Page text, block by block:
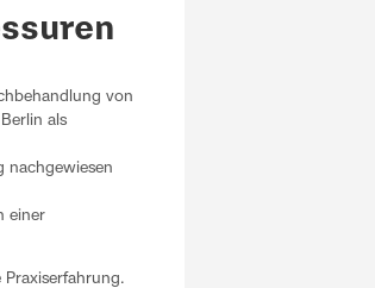
von
als
nachgewiesen
einer